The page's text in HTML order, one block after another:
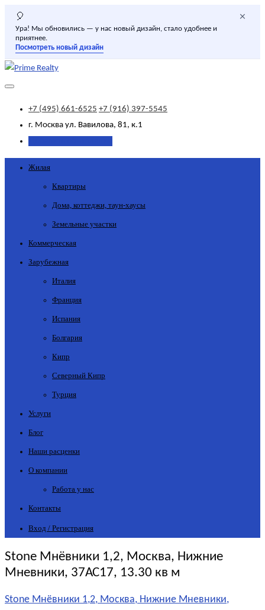
🎈
Ура! Мы обновились — у нас новый дизайн, стало удобнее и
приятнее.
Посмотреть новый дизайн
×
+7 (495) 661-6525 +7 (916) 397-5545
г. Москва ул. Вавилова, 81, к.1
Жилая
Квартиры
Дома, коттеджи, таун-хаусы
Земельные участки
Коммерческая
Зарубежная
Италия
Франция
Испания
Болгария
Кипр
Северный Кипр
Турция
Услуги
Блог
Наши расценки
О компании
Работа у нас
Контакты
Вход / Регистрация
Stone Мнёвники 1,2, Москва, Нижние
Мневники, 37АС17, 13.30 кв м
Stone Мнёвники 1,2, Москва, Нижние Мневники,